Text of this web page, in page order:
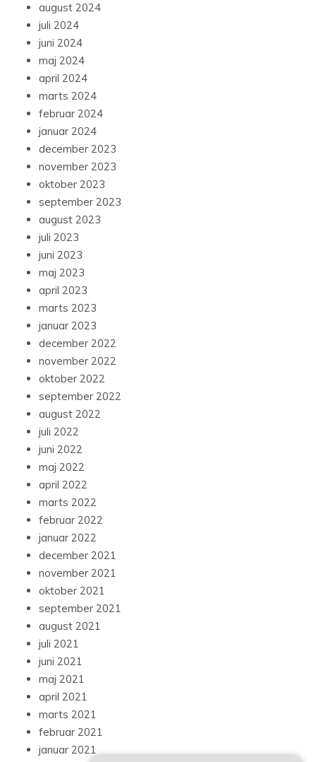
august 2024
juli 2024
juni 2024
maj 2024
april 2024
marts 2024
februar 2024
januar 2024
december 2023
november 2023
oktober 2023
september 2023
august 2023
juli 2023
juni 2023
maj 2023
april 2023
marts 2023
januar 2023
december 2022
november 2022
oktober 2022
september 2022
august 2022
juli 2022
juni 2022
maj 2022
april 2022
marts 2022
februar 2022
januar 2022
december 2021
november 2021
oktober 2021
september 2021
august 2021
juli 2021
juni 2021
maj 2021
april 2021
marts 2021
februar 2021
januar 2021